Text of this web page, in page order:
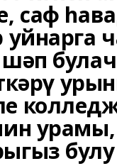
саф
уйнарга
урамы,